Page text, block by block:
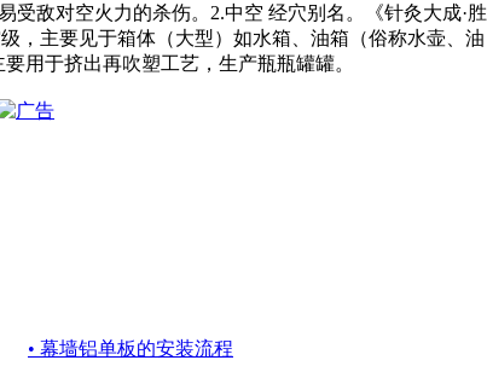
敌对空火力的杀伤。2.中空 经穴别名。《针灸大成·
，主要见于箱体（大型）如水箱、油箱（俗称水壶、
用于挤出再吹塑工艺，生产瓶瓶罐罐。
• 幕墙铝单板的安装流程